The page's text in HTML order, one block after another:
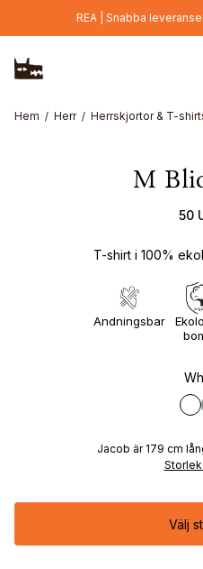
Hoppa till huvudinnehåll
REA | Snabba
Hem Herr Herrskjortor & T-
Online Exclusive
M
50
T-shirt i 100%
Andningsbar
Jacob är 179 cm
Välj